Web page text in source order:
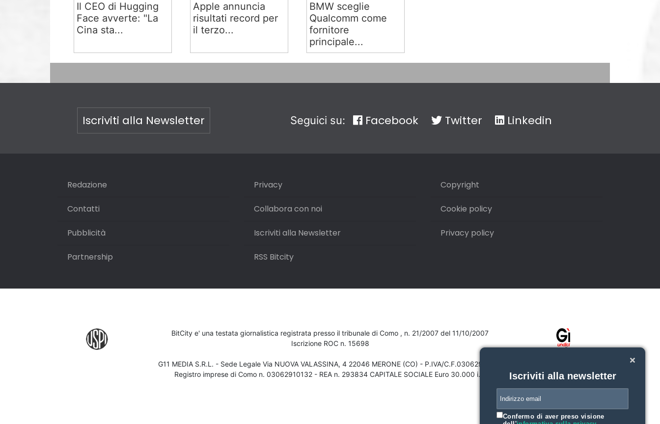
Il CEO di Hugging
Face avverte: "La
Cina sta...
Apple annuncia
risultati record per
il terzo...
BMW sceglie
Qualcomm come
fornitore
principale...
Iscriviti alla Newsletter Seguici su: Facebook Twitter Linkedin
Redazione
Contatti
Pubblicità
Partnership
Privacy
Collabora con noi
Iscriviti alla Newsletter
RSS Bitcity
Copyright
Cookie policy
Privacy policy
BitCity e' una testata giornalistica registrata presso il tribunale di Como , n. 21/2007 del 11/10/2007
Iscrizione ROC n. 15698
G11 MEDIA S.R.L. - Sede Legale Via NUOVA VALASSINA, 4 22046 MERONE (CO) - P.IVA/C.F.03062910132
Registro imprese di Como n. 03062910132 - REA n. 293834 CAPITALE SOCIALE Euro 30.000 i.v.
Iscriviti alla newsletter
Confermo di aver preso visione